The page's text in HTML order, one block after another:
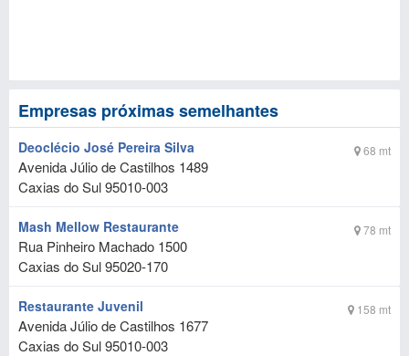
Empresas próximas semelhantes
68 mt
Deoclécio José Pereira Silva
Avenida Júlio de Castilhos 1489
Caxias do Sul95010-003
78 mt
Mash Mellow Restaurante
Rua Pinheiro Machado 1500
Caxias do Sul95020-170
158 mt
Restaurante Juvenil
Avenida Júlio de Castilhos 1677
Caxias do Sul95010-003